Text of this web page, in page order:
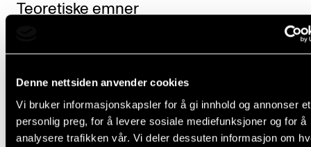
Denne nettsiden anvender cookies
Vi bruker informasjonskapsler for å gi innhold og annonser et
personlig preg, for å levere sosiale mediefunksjoner og for å
analysere trafikken vår. Vi deler dessuten informasjon om
Teoretiske emner
Utøvende emner og kunstnerisk